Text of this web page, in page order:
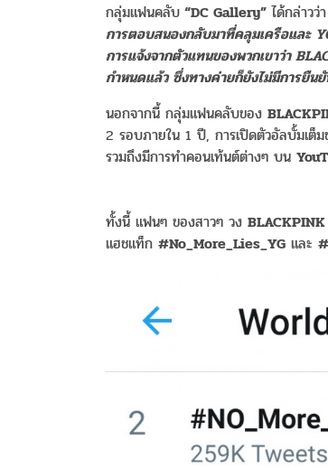
กลุ่มแฟนคลับ “DC Gallery” ได้กล่าวว่า
การตอบสนองกลับมาที่คลุมเครือและ
การแจ้งจากตัวแทนของพวกเขาว่า
กำหนดแล้ว ซึ่งทางค่ายก็ยังไม่มีการยื
นอกจากนี้ กลุ่มแฟนคลับของ
2 รอบภายใน 1 ปี, การเปิดตัวอัลบั้มเต็
รวมถึงมีการทำคอนเท้นต์ต่างๆ บน
ทั้งนี้ แฟนๆ ของสาวๆ วง BLACKPINK
แฮชแท็ก #No_More_Lies_YG และ